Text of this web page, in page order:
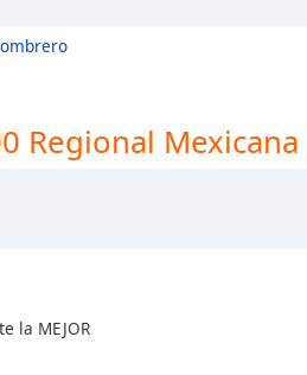
Regional Mexicana
la MEJOR